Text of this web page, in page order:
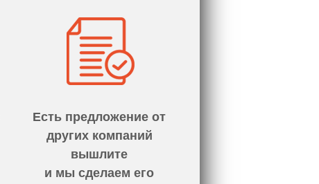
Есть предложение от
других компаний
вышлите
и мы сделаем его